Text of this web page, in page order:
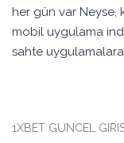
her gün var
mobil uygulama
sahte
1XBET GUNCEL